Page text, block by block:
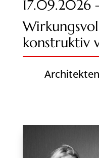
17.09.2026
konstruktiv